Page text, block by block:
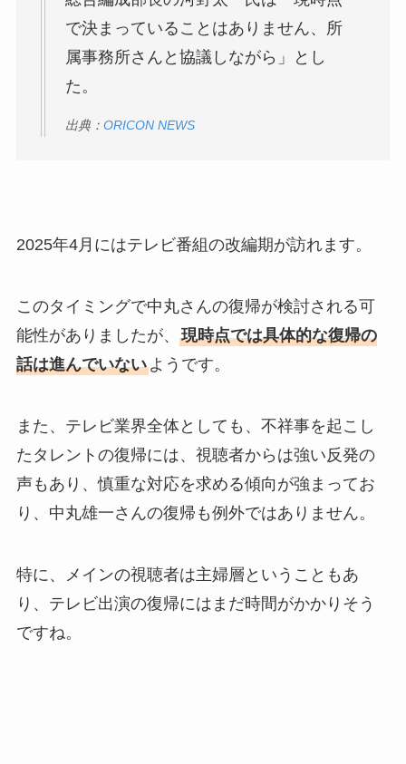
で決まっていることはありません、所
属事務所さんと協議しながら」とし
た。
出典： ORICON NEWS
2025年4月にはテレビ番組の改編期が訪れます。
このタイミングで中丸さんの復帰が検討される可
能性がありましたが、 現時点では具体的な復帰の
話は進んでいないようです。
また、テレビ業界全体としても、不祥事を起こし
たタレントの復帰には、視聴者からは強い反発の
声もあり、慎重な対応を求める傾向が強まってお
り、中丸雄一さんの復帰も例外ではありません。
特に、メインの視聴者は主婦層ということもあ
り、テレビ出演の復帰にはまだ時間がかかりそう
ですね。